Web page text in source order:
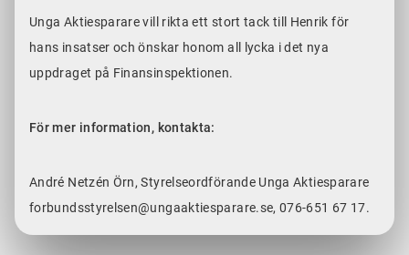
Unga Aktiesparare vill rikta ett stort tack till Henrik för
hans insatser och önskar honom all lycka i det nya
uppdraget på Finansinspektionen.
För mer information, kontakta:
André Netzén Örn, Styrelseordförande Unga Aktiesparare
forbundsstyrelsen@ungaaktiesparare.se, 076-651 67 17.